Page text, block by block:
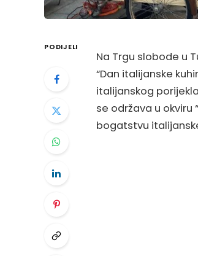
PODIJELI
Na Trgu slobode u
“Dan italijanske
italijanskog
se održava u okviru
bogatstvu